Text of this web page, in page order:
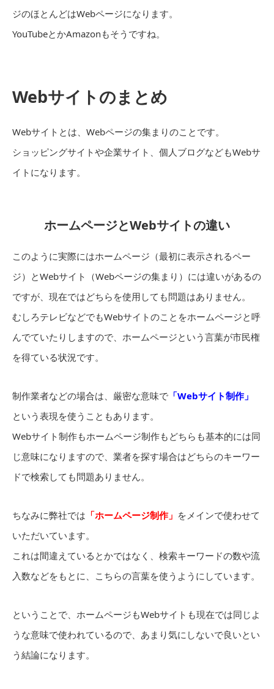
ジのほとんどはWebページになります。
YouTubeとかAmazonもそうですね。
Webサイトのまとめ
Webサイトとは、Webページの集まりのことです。
ショッピングサイトや企業サイト、個人ブログなどもWebサ
イトになります。
ホームページとWebサイトの違い
このように実際にはホームページ（最初に表示されるペー
ジ）とWebサイト（Webページの集まり）には違いがあるの
ですが、現在ではどちらを使用しても問題はありません。
むしろテレビなどでもWebサイトのことをホームページと呼
んでていたりしますので、ホームページという言葉が市民権
を得ている状況です。
制作業者などの場合は、厳密な意味で 「Webサイト制作」
という表現を使うこともあります。
Webサイト制作もホームページ制作もどちらも基本的には同
じ意味になりますので、業者を探す場合はどちらのキーワー
ドで検索しても問題ありません。
ちなみに弊社では 「ホームページ制作」 をメインで使わせて
いただいています。
これは間違えているとかではなく、検索キーワードの数や流
入数などをもとに、こちらの言葉を使うようにしています。
ということで、ホームページもWebサイトも現在では同じよ
うな意味で使われているので、あまり気にしないで良いとい
う結論になります。